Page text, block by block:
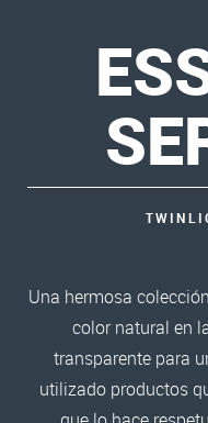
Una hermosa
color natural en
transparente para
utilizado productos